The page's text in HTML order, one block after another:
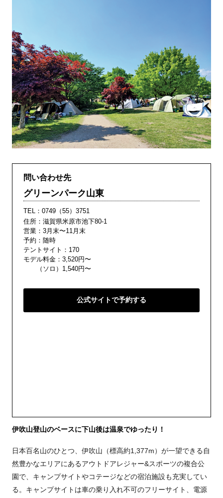
問い合わせ先
グリーンパーク山東
TEL： 0749（55）3751
住所：滋賀県米原市池下80-1
営業：3月末〜11月末
予約：随時
テントサイト：170
モデル料金：3,520円〜
（ソロ）1,540円〜
公式サイトで予約する
伊吹山登山のベースに下山後は温泉でゆったり！
日本百名山のひとつ、伊吹山（標高約1,377m）が一望できる自
然豊かなエリアにあるアウトドアレジャー&スポーツの複合公
園で、キャンプサイトやコテージなどの宿泊施設も充実してい
る。キャンプサイトは車の乗り入れ不可のフリーサイト、電源